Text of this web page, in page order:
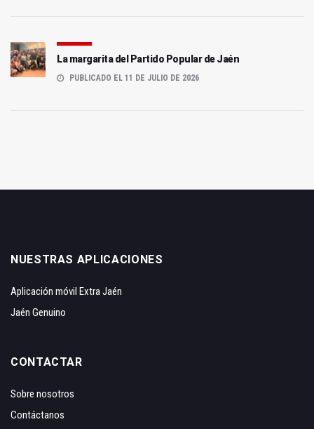
La margarita del Partido Popular de Jaén
PUBLICADO EL 11 DE JULIO DE 2026
NUESTRAS APLICACIONES
Aplicación móvil Extra Jaén
Jaén Genuino
CONTACTAR
Sobre nosotros
Contáctanos